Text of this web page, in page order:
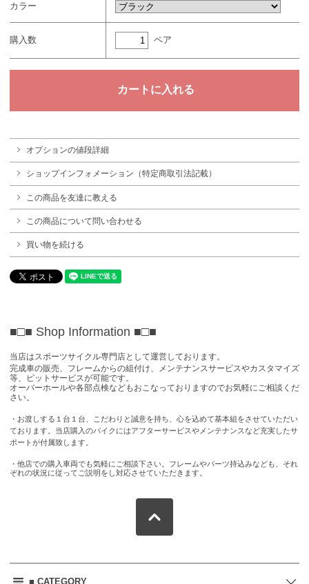
カラー
購入数 ペア
オプションの値段詳細
ショップインフォメーション（特定商取引法記載）
この商品を友達に教える
この商品について問い合わせる
買い物を続ける
■□■ Shop Information ■□■
当店はスポーツサイクル専門店として運営しております。
完成車の販売、フレームからの組付け、メンテナンスサービスやカスタマイズ
等、ピットサービスが可能です。
オーバーホールや各部点検などもおこなっておりますのでお気軽にご相談くだ
さい。
・お渡しする１台１台、こだわりと誠意を持ち、心を込めて基本組をさせていただい
ております。当店購入のバイクにはアフターサービスやメンテナンスなど充実したサ
ポートが付属致します。
・他店での購入車両でも気軽にご相談下さい。フレームやパーツ持込みなども、それ
ぞれの状況に従ってご説明をし対応させていただきます。
■ CATEGORY